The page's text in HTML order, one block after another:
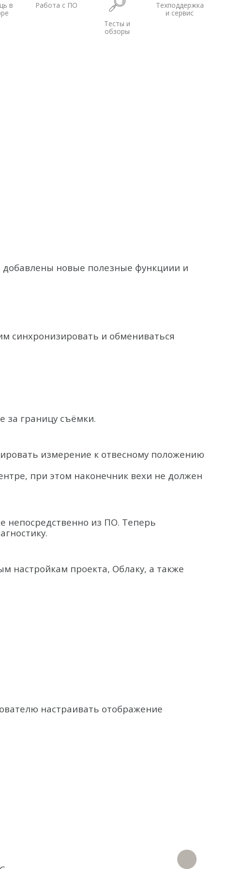
в
Работа с ПО
Тесты и
обзоры
Техподдержка
и сервис
новые полезные функциии и
синхронизировать и обмениваться
за границу съёмки.
измерение к отвесному положению
при этом наконечник вехи не должен
непосредственно из ПО. Теперь
настройкам проекта, Облаку, а также
настраивать отображение